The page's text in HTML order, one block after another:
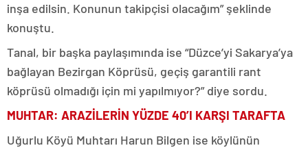
inşa edilsin. Konunun takipçisi olacağım” şeklinde
konuştu.
Tanal, bir başka paylaşımında ise “Düzce’yi Sakarya’ya
bağlayan Bezirgan Köprüsü, geçiş garantili rant
köprüsü olmadığı için mi yapılmıyor?” diye sordu.
MUHTAR: ARAZİLERİN YÜZDE 40’I KARŞI TARAFTA
Uğurlu Köyü Muhtarı Harun Bilgen ise köylünün